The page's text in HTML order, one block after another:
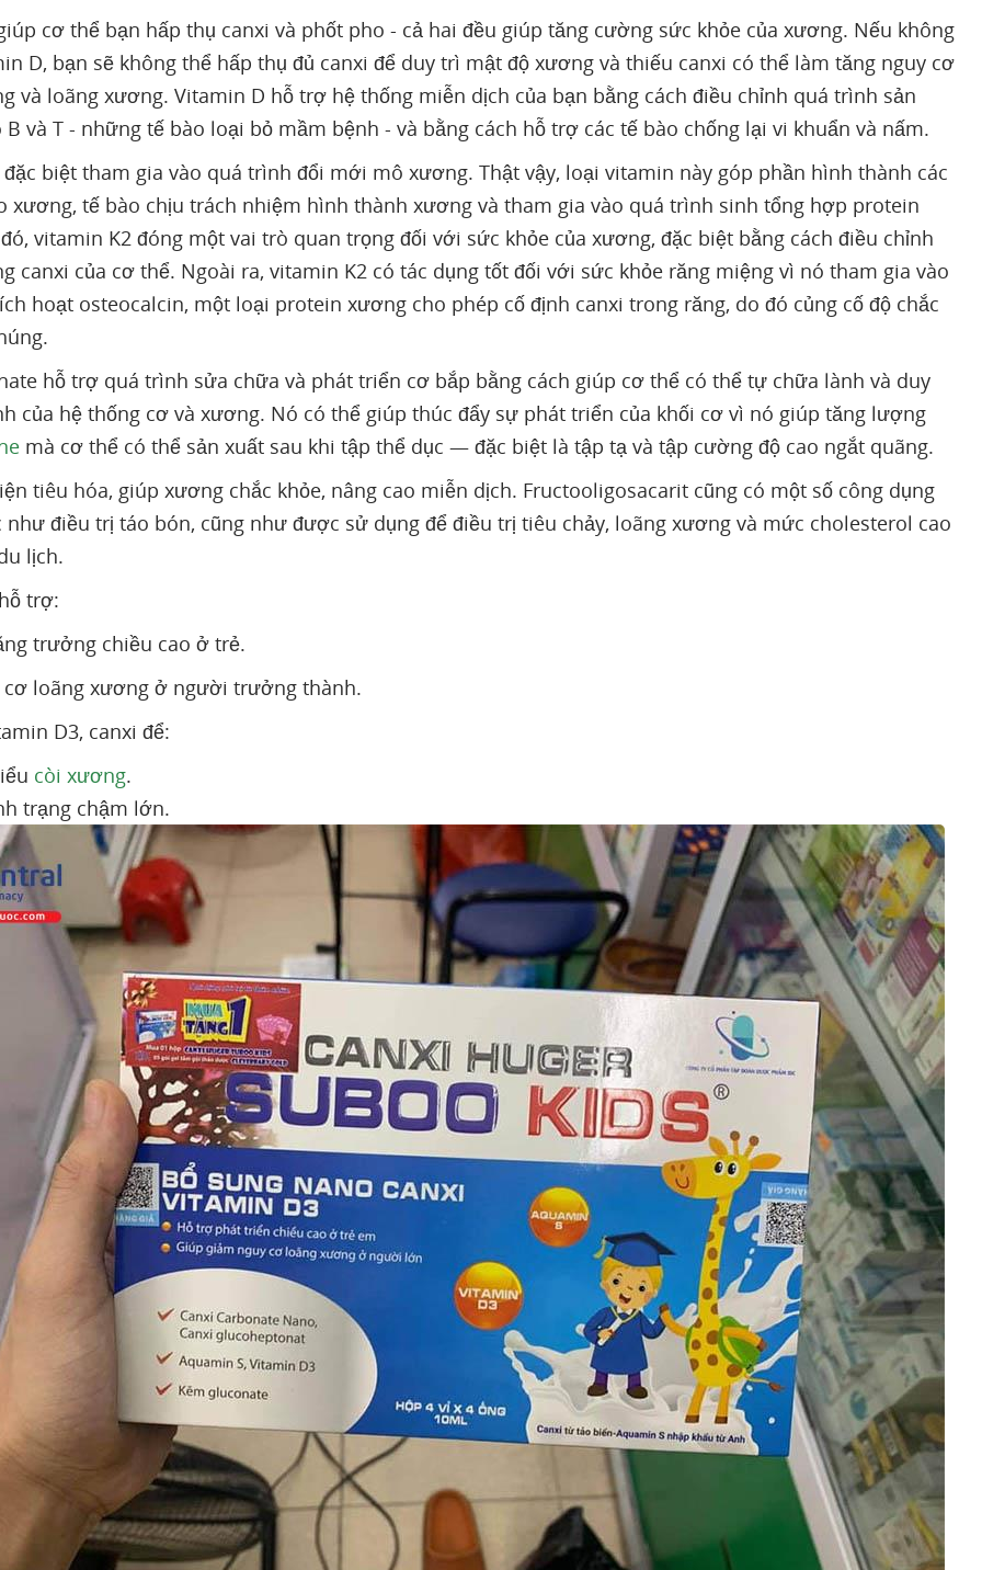
cơ thể bạn hấp thụ canxi và phốt pho - cả hai đều giúp tăng cường sức khỏe của xương. Nếu không
D, bạn sẽ không thể hấp thụ đủ canxi để duy trì mật độ xương và thiếu canxi có thể làm tăng nguy cơ
và loãng xương. Vitamin D hỗ trợ hệ thống miễn dịch của bạn bằng cách điều chỉnh quá trình sản
B và T - những tế bào loại bỏ mầm bệnh - và bằng cách hỗ trợ các tế bào chống lại vi khuẩn và nấm.
đặc biệt tham gia vào quá trình đổi mới mô xương. Thật vậy, loại vitamin này góp phần hình thành các
xương, tế bào chịu trách nhiệm hình thành xương và tham gia vào quá trình sinh tổng hợp protein
vitamin K2 đóng một vai trò quan trọng đối với sức khỏe của xương, đặc biệt bằng cách điều chỉnh
canxi của cơ thể. Ngoài ra, vitamin K2 có tác dụng tốt đối với sức khỏe răng miệng vì nó tham gia vào
hoạt osteocalcin, một loại protein xương cho phép cố định canxi trong răng, do đó củng cố độ chắc
hỗ trợ quá trình sửa chữa và phát triển cơ bắp bằng cách giúp cơ thể có thể tự chữa lành và duy
của hệ thống cơ và xương. Nó có thể giúp thúc đẩy sự phát triển của khối cơ vì nó giúp tăng lượng
mà cơ thể có thể sản xuất sau khi tập thể dục — đặc biệt là tập tạ và tập cường độ cao ngắt quãng.
tiêu hóa, giúp xương chắc khỏe, nâng cao miễn dịch. Fructooligosacarit cũng có một số công dụng
như điều trị táo bón, cũng như được sử dụng để điều trị tiêu chảy, loãng xương và mức cholesterol cao
lịch.
trợ:
trưởng chiều cao ở trẻ.
cơ loãng xương ở người trưởng thành.
D3, canxi để:
còi xương.
trạng chậm lớn.